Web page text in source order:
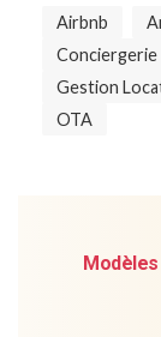
Airbnb
Conciergerie
Gestion
OTA